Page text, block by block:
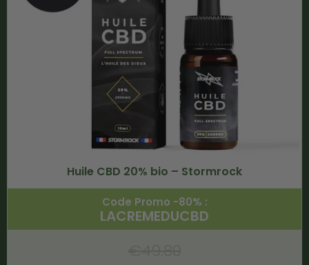
Huile CBD 20% bio – Stormrock
Code Promo -80% :
LACREMEDUCBD